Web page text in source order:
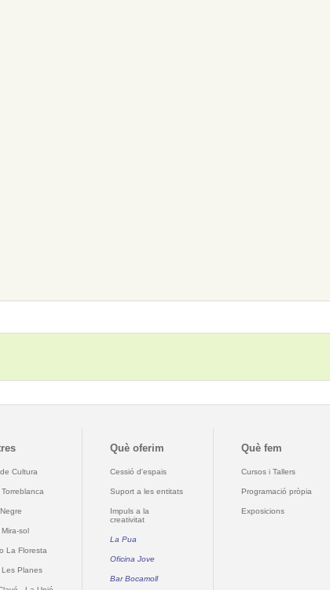
Cultura
sol
La Floresta
Les Planes
Què oferim
Cessió d'espais
Suport a les entitats
Impuls a la
creativitat
La Pua
Oficina Jove
Bar Bocamoll
Què fem
Cursos i Tallers
Programació pròpia
Exposicions